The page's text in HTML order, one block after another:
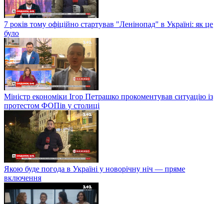
7 років тому офіційно стартував "Ленінопад" в Україні: як це
було
Міністр економіки Ігор Петрашко прокоментував ситуацію із
протестом ФОПів у столиці
Якою буде погода в Україні у новорічну ніч — пряме
включення